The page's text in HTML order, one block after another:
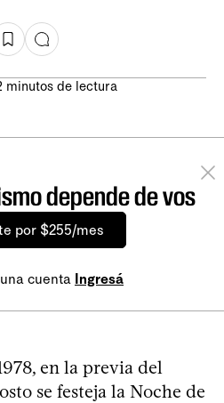
minutos de lectura
depende de vos
por $255/mes
cuenta Ingresá
en la previa del
se festeja la Noche de